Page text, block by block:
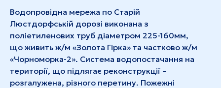
Водопровідна мережа по Старій
Люстдорфській дорозі виконана з
поліетиленових труб діаметром 225-160мм,
що живить ж/м «Золота Гірка» та частково ж/м
«Чорноморка-2». Система водопостачання на
території, що підлягає реконструкції –
розгалужена, різного перетину. Пожежні